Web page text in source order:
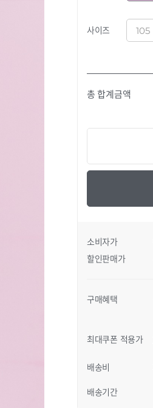
사이즈 105
총 합계금액
소비자가
할인판매가
구매혜택
최대쿠폰 적용가
배송비
배송기간